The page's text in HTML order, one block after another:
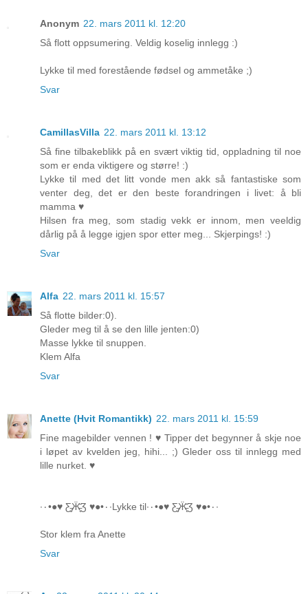
Anonym 22. mars 2011 kl. 12:20
Så flott oppsumering. Veldig koselig innlegg :)
Lykke til med forestående fødsel og ammetåke ;)
Svar
CamillasVilla 22. mars 2011 kl. 13:12
Så fine tilbakeblikk på en svært viktig tid, oppladning til noe
som er enda viktigere og større! :)
Lykke til med det litt vonde men akk så fantastiske som
venter deg, det er den beste forandringen i livet: å bli
mamma ♥
Hilsen fra meg, som stadig vekk er innom, men veeldig
dårlig på å legge igjen spor etter meg... Skjerpings! :)
Svar
Alfa 22. mars 2011 kl. 15:57
Så flotte bilder:0).
Gleder meg til å se den lille jenten:0)
Masse lykke til snuppen.
Klem Alfa
Svar
Anette (Hvit Romantikk) 22. mars 2011 kl. 15:59
Fine magebilder vennen ! ♥ Tipper det begynner å skje noe
i løpet av kvelden jeg, hihi... ;) Gleder oss til innlegg med
lille nurket. ♥
·٠•●♥ Ƹ̵̡Ӝ̵̨̄Ʒ ♥●•٠·Lykke til·٠•●♥ Ƹ̵̡Ӝ̵̨̄Ʒ ♥●•٠·
Stor klem fra Anette
Svar